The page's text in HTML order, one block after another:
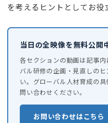
を考えるヒントとしてお役
当日の全映像を無料公開
各セクションの動画は記事
バル研修の企画・見直しの
い。グローバル人材育成の
問い合わせください。
お問い合わせはこちら